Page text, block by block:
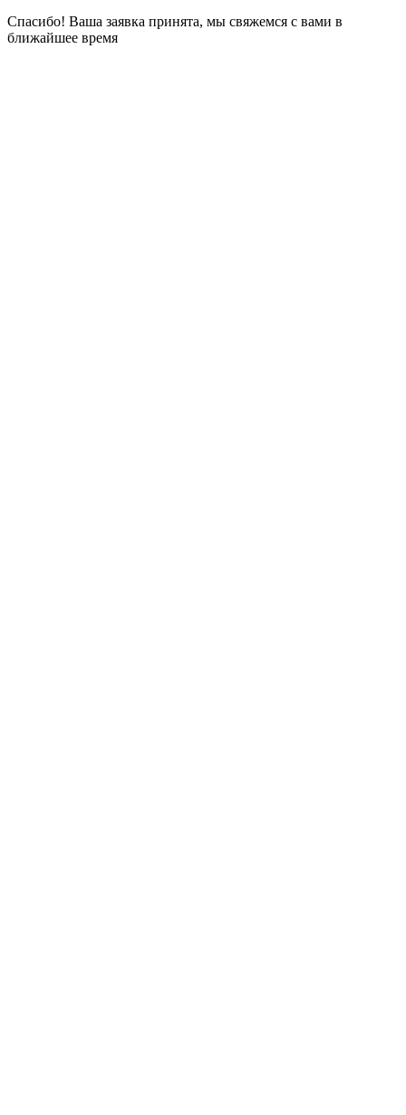
Спасибо! Ваша заявка принята, мы свяжемся с вами в
ближайшее время